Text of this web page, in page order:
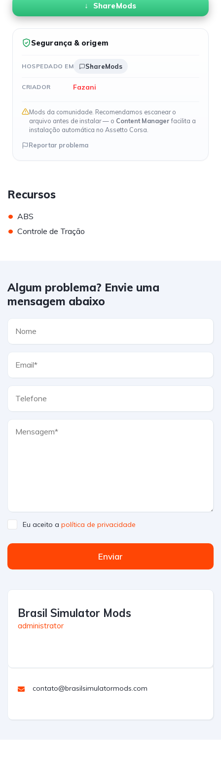
ShareMods
Segurança & origem
HOSPEDADO EM ShareMods
CRIADOR Fazani
Mods da comunidade. Recomendamos escanear o
arquivo antes de instalar — o Content Managerfacilita a
instalação automática no Assetto Corsa.
Reportar problema
Recursos
• ABS
• Controle de Tração
Algum problema? Envie uma
mensagem abaixo
Eu aceito a política de privacidade
Enviar
Brasil Simulator Mods
administrator
contato@brasilsimulatormods.com